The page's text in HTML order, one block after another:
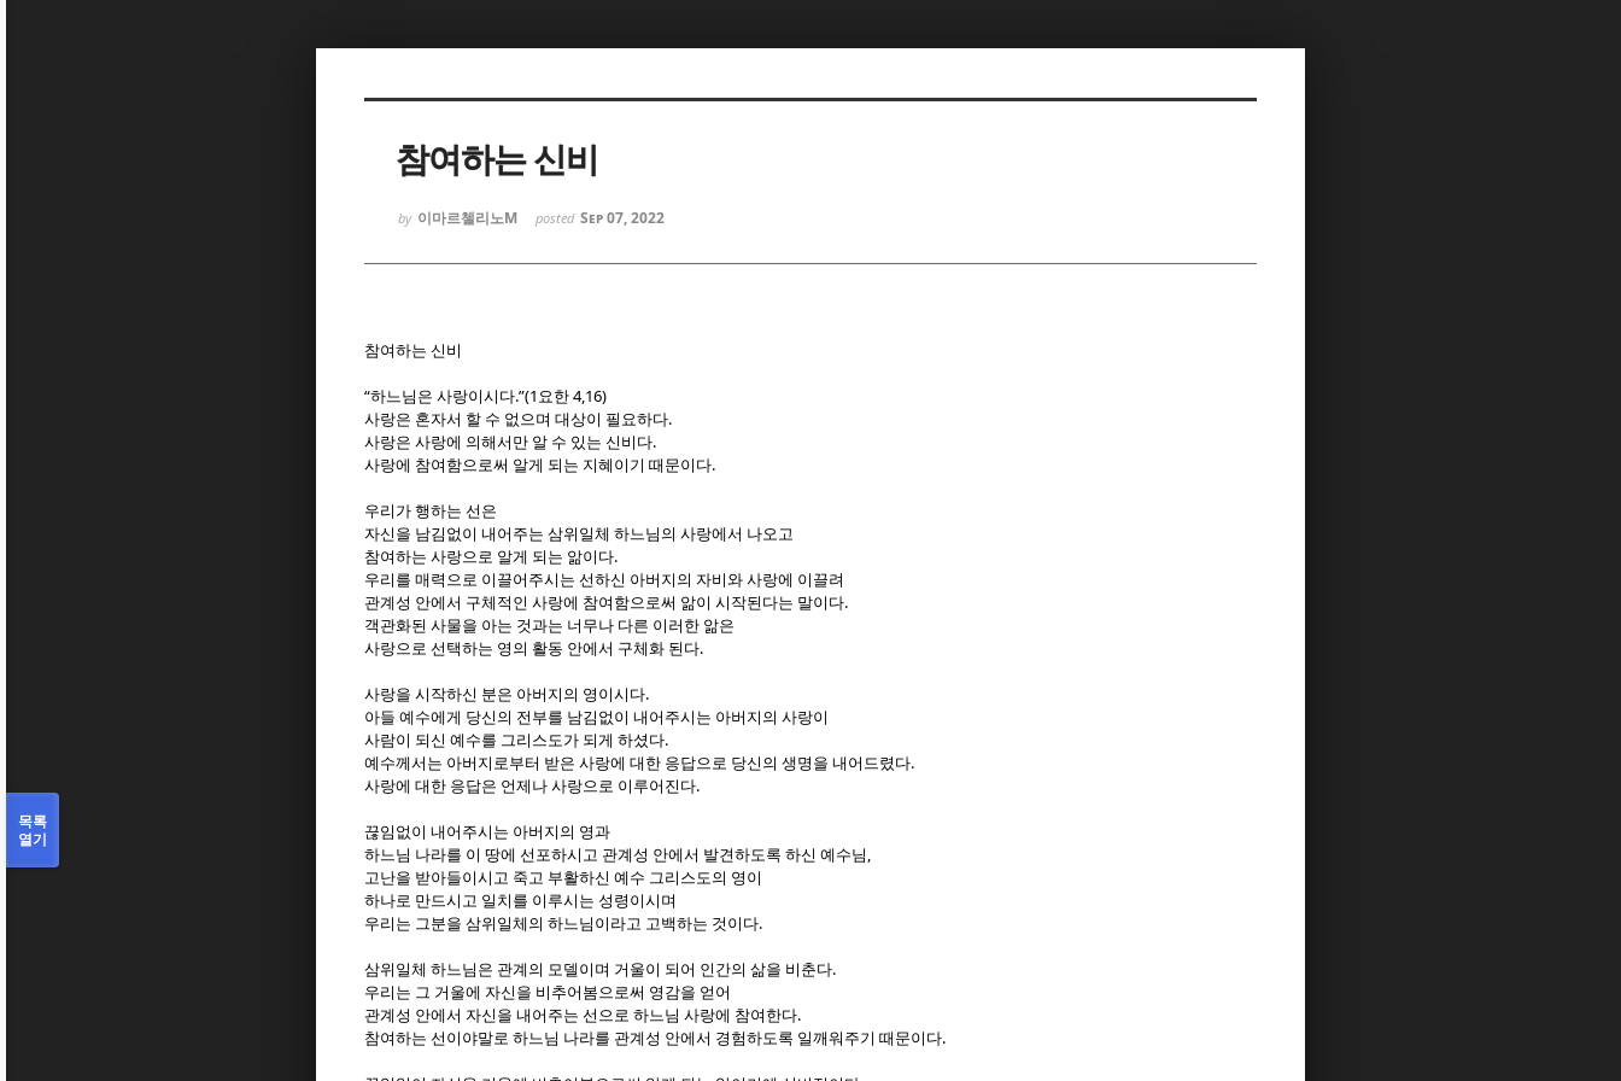
참여하는 신비
by 이마르첼리노M posted Sep 07, 2022
참여하는 신비
“하느님은 사랑이시다.”(1 요한 4,16)
사랑은 혼자서 할 수 없으며 대상이 필요하다.
사랑은 사랑에 의해서만 알 수 있는 신비다.
사랑에 참여함으로써 알게 되는 지혜이기 때문이다.
우리가 행하는 선은
자신을 남김없이 내어주는 삼위일체 하느님의 사랑에서 나오고
참여하는 사랑으로 알게 되는 앎이다.
우리를 매력으로 이끌어주시는 선하신 아버지의 자비와 사랑에 이끌려
관계성 안에서 구체적인 사랑에 참여함으로써 앎이 시작된다는 말이다.
객관화된 사물을 아는 것과는 너무나 다른 이러한 앎은
사랑으로 선택하는 영의 활동 안에서 구체화 된다.
사랑을 시작하신 분은 아버지의 영이시다.
아들 예수에게 당신의 전부를 남김없이 내어주시는 아버지의 사랑이
사람이 되신 예수를 그리스도가 되게 하셨다.
예수께서는 아버지로부터 받은 사랑에 대한 응답으로 당신의 생명을 내어드렸다.
사랑에 대한 응답은 언제나 사랑으로 이루어진다.
끊임없이 내어주시는 아버지의 영과
하느님 나라를 이 땅에 선포하시고 관계성 안에서 발견하도록 하신 예수님 ,
고난을 받아들이시고 죽고 부활하신 예수 그리스도의 영이
하나로 만드시고 일치를 이루시는 성령이시며
우리는 그분을 삼위일체의 하느님이라고 고백하는 것이다.
삼위일체 하느님은 관계의 모델이며 거울이 되어 인간의 삶을 비춘다.
우리는 그 거울에 자신을 비추어봄으로써 영감을 얻어
관계성 안에서 자신을 내어주는 선으로 하느님 사랑에 참여한다.
참여하는 선이야말로 하느님 나라를 관계성 안에서 경험하도록 일깨워주기 때문이다.
목록
열기
Sketchbook5, 스케치북5
Sketchbook5, 스케치북5